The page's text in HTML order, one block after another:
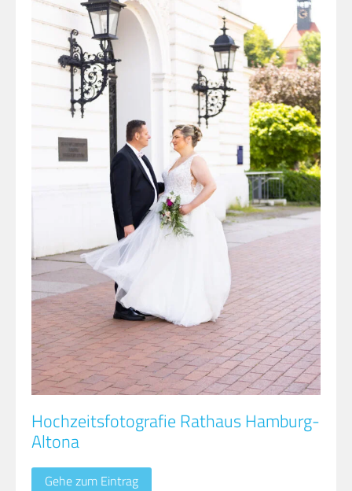
Hochzeitsfotografie Rathaus Hamburg-
Altona
Gehe zum Eintrag